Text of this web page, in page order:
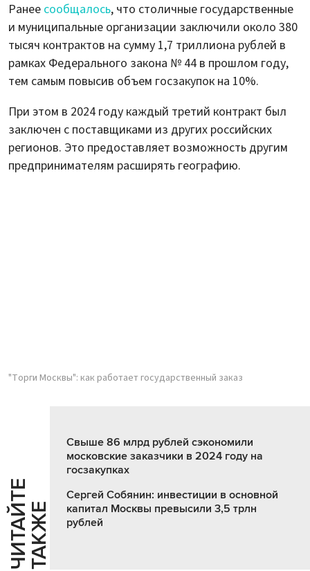
Ранее сообщалось, что столичные государственные
и муниципальные организации заключили около 380
тысяч контрактов на сумму 1,7 триллиона рублей в
рамках Федерального закона № 44 в прошлом году,
тем самым повысив объем госзакупок на 10%.
При этом в 2024 году каждый третий контракт был
заключен с поставщиками из других российских
регионов. Это предоставляет возможность другим
предпринимателям расширять географию.
"Торги Москвы": как работает государственный заказ
Ч
И
Т
АЙ
Т
Е
Т
А
К
ЖЕ
Свыше 86 млрд рублей сэкономили
московские заказчики в 2024 году на
госзакупках
Сергей Собянин: инвестиции в основной
капитал Москвы превысили 3,5 трлн
рублей